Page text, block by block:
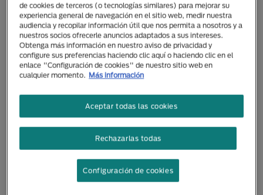
04 Mayo, 2026
Cambio de alimento en perros y gatos: una
transición exitosa
de cookies de terceros (o tecnologías similares) para mejorar su
experiencia general de navegación en el sitio web, medir nuestra
audiencia y recopilar información útil que nos permita a nosotros y a
nuestros socios ofrecerle anuncios adaptados a sus intereses.
Obtenga más información en nuestro aviso de privacidad y
configure sus preferencias haciendo clic aquí o haciendo clic en el
enlace "Configuración de cookies" de nuestro sitio web en
cualquier momento. Más información
Rechazarlas todas
Aceptar todas las cookies
Configuración de cookies